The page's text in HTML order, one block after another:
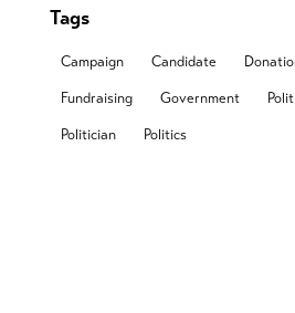
Tags
Campaign Candidate
Fundraising Government
Politician Politics